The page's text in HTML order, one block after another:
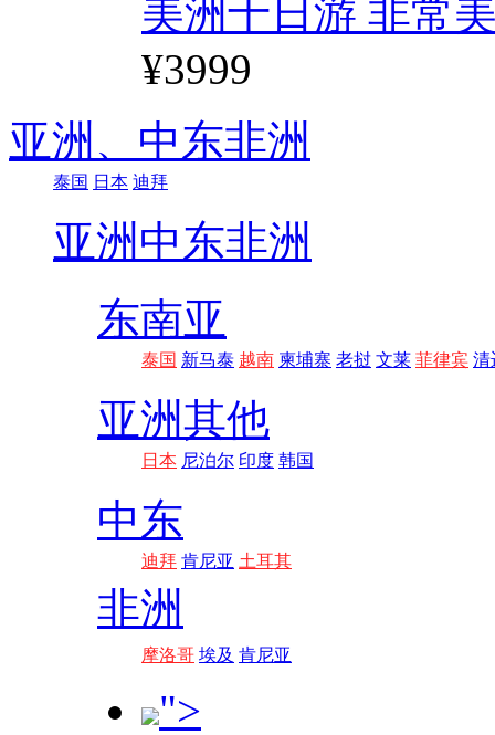
美洲十日游 非常
¥3999
亚洲、 中东非洲
泰国 日本 迪拜
亚洲 中东非洲
东南亚
泰国 新马泰 越南 柬埔寨 老挝 文莱 菲律宾 清
亚洲其他
日本 尼泊尔 印度 韩国
中东
迪拜 肯尼亚 土耳其
非洲
摩洛哥 埃及 肯尼亚
">